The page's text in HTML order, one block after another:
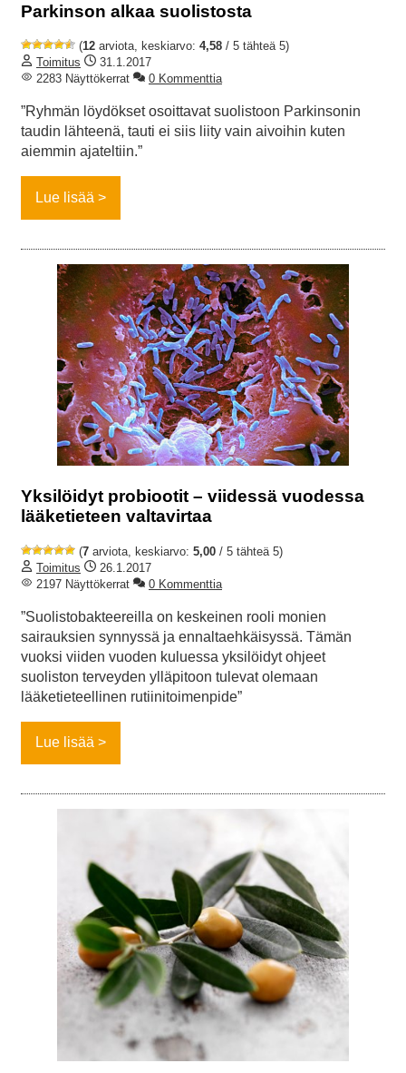
Parkinson alkaa suolistosta
(12 arviota, keskiarvo: 4,58 / 5 tähteä 5)
Toimitus
31.1.2017
2283 Näyttökerrat
0 Kommenttia
”Ryhmän löydökset osoittavat suolistoon Parkinsonin
taudin lähteenä, tauti ei siis liity vain aivoihin kuten
aiemmin ajateltiin.”
Lue lisää
Yksilöidyt probiootit – viidessä vuodessa
lääketieteen valtavirtaa
(7 arviota, keskiarvo: 5,00 / 5 tähteä 5)
Toimitus
26.1.2017
2197 Näyttökerrat
0 Kommenttia
”Suolistobakteereilla on keskeinen rooli monien
sairauksien synnyssä ja ennaltaehkäisyssä. Tämän
vuoksi viiden vuoden kuluessa yksilöidyt ohjeet
suoliston terveyden ylläpitoon tulevat olemaan
lääketieteellinen rutiinitoimenpide”
Lue lisää